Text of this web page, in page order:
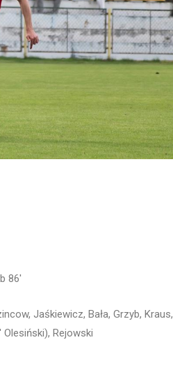
86′
Jaśkiewicz, Bała, Grzyb, Kraus,
Olesiński), Rejowski